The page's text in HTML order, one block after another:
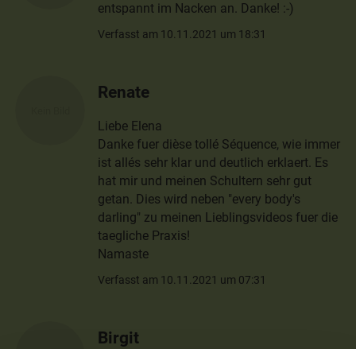
entspannt im Nacken an. Danke! :-)
Verfasst am 10.11.2021 um 18:31
Renate
Liebe Elena
Danke fuer dièse tollé Séquence, wie immer
ist allés sehr klar und deutlich erklaert. Es
hat mir und meinen Schultern sehr gut
getan. Dies wird neben "every body's
darling" zu meinen Lieblingsvideos fuer die
taegliche Praxis!
Namaste
Verfasst am 10.11.2021 um 07:31
Birgit